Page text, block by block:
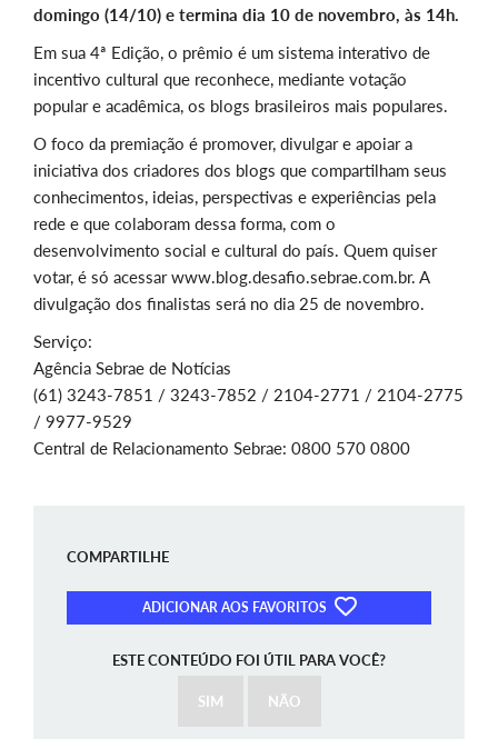
domingo (14/10) e termina dia 10 de novembro, às 14h.
Em sua 4ª Edição, o prêmio é um sistema interativo de
incentivo cultural que reconhece, mediante votação
popular e acadêmica, os blogs brasileiros mais populares.
O foco da premiação é promover, divulgar e apoiar a
iniciativa dos criadores dos blogs que compartilham seus
conhecimentos, ideias, perspectivas e experiências pela
rede e que colaboram dessa forma, com o
desenvolvimento social e cultural do país. Quem quiser
votar, é só acessar www.blog.desafio.sebrae.com.br. A
divulgação dos finalistas será no dia 25 de novembro.
Serviço:
Agência Sebrae de Notícias
(61) 3243-7851 / 3243-7852 / 2104-2771 / 2104-2775
/ 9977-9529
Central de Relacionamento Sebrae: 0800 570 0800
COMPARTILHE
ADICIONAR AOS FAVORITOS
ESTE CONTEÚDO FOI ÚTIL PARA VOCÊ?
SIM NÃO